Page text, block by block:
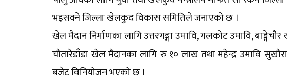
भइसक्ने जिल्ला खेलकुद विकास समितिले जनाएको छ ।
खेल मैदान निर्माणका लागि उत्तरगङ्गा उमावि, गलकोट उमावि,
चौतारेडाँडा खेल मैदानका लागि रु १० लाख तथा महेन्द्र उमावि
बजेट विनियोजन भएको छ ।